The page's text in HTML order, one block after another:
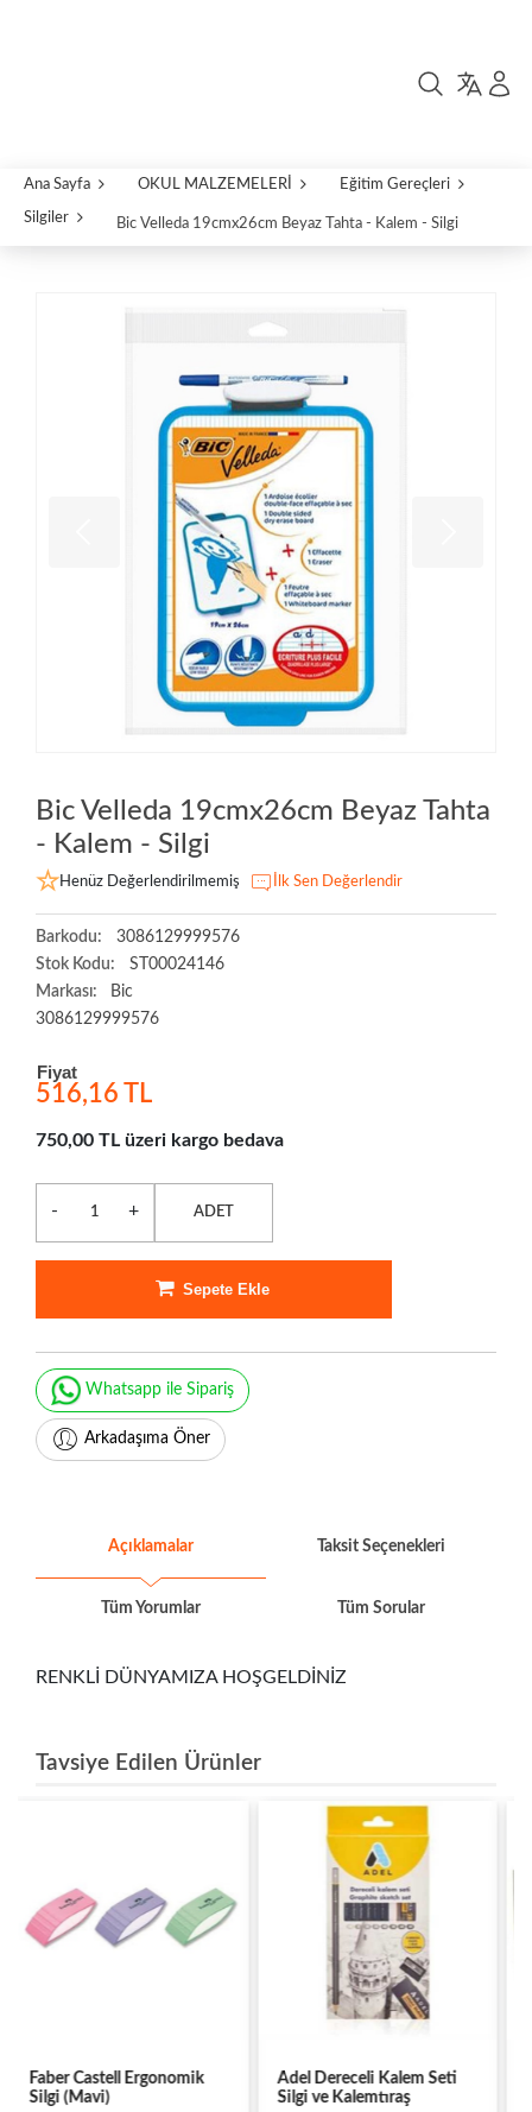
Ana Sayfa OKUL MALZEMELERİ Eğitim Gereçleri
Silgiler Bic Velleda 19cmx26cm Beyaz Tahta - Kalem - Silgi
Bic Velleda 19cmx26cm Beyaz Tahta
- Kalem - Silgi
Henüz Değerlendirilmemiş İlk Sen Değerlendir
Barkodu:
3086129999576
Stok Kodu:
ST00024146
Markası:
Bic
3086129999576
Fiyat
516,16 TL
750,00 TL üzeri kargo bedava
- + ADET
Sepete Ekle
Whatsapp ile Sipariş
Arkadaşıma Öner
Açıklamalar Taksit Seçenekleri
Tüm Yorumlar Tüm Sorular
RENKLİ DÜNYAMIZA HOŞGELDİNİZ
Tavsiye Edilen Ürünler
Adel Dereceli Kalem Seti
Silgi ve Kalemtıraş
Faber Castell Dust-Free
Siyah Silgi